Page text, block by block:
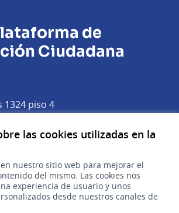
las cookies utilizadas en la
nuestro sitio web para mejorar el
del mismo. Las cookies nos
experiencia de usuario y unos
desde nuestros canales de
de
Ciudadana
1324 piso 4
9:30 a 17:30 hs.
de Participación Ciudadana Digital en X
de Participación Ciudadana Digital en
de Participación Ciudadana Digital